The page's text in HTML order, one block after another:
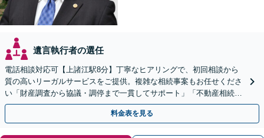
遺言執行者の選任
電話相談対応可【上諸江駅8分】丁寧なヒアリングで、初回相談から
質の高いリーガルサービスをご提供。複雑な相続事案もお任せくださ
い「財産調査から協議・調停まで一貫してサポート」「不動産相続は
他士業と連携して対応」【完全個室】【休日・夜間相談可】
料金表を見る